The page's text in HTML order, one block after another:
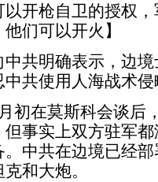
以开枪自卫的授权
们可以开火】
共明确表示，边
共使用人海战术
初在莫斯科会谈后
事实上双方驻军
中共在边境已经
和大炮。